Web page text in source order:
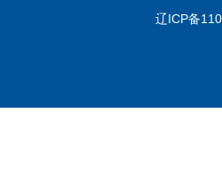
辽ICP备